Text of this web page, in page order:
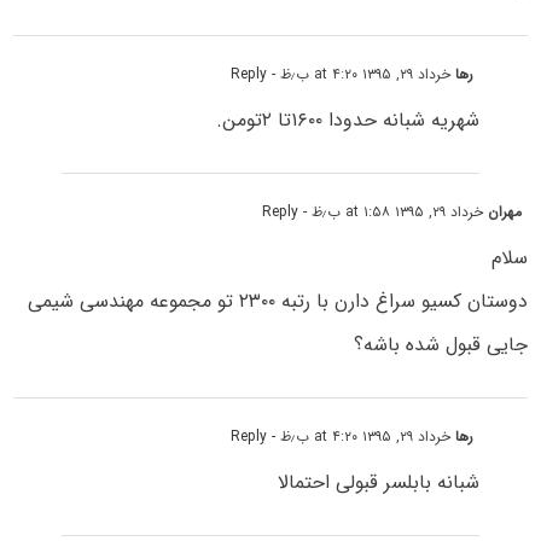
رهاخرداد ۲۹, ۱۳۹۵ at ۴:۲۰ ب٫ظ - Reply
شهریه شبانه حدودا ۱۶۰۰تا ۲تومن.
مهران خرداد ۲۹, ۱۳۹۵ at ۱:۵۸ ب٫ظ - Reply
سلام
دوستان کسیو سراغ دارن با رتبه ۲۳۰۰ تو مجموعه مهندسی شیمی
جایی قبول شده باشه؟
رهاخرداد ۲۹, ۱۳۹۵ at ۴:۲۰ ب٫ظ - Reply
شبانه بابلسر قبولی احتمالا